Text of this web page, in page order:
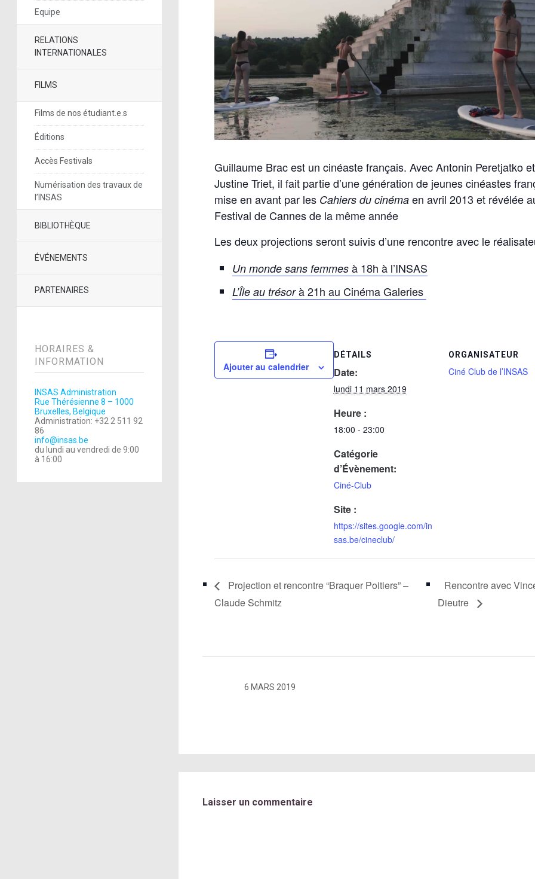
Equipe
RELATIONS
INTERNATIONALES
FILMS
Films de nos étudiant.e.s
Éditions
Accès Festivals
Numérisation des travaux de
l’INSAS
BIBLIOTHÈQUE
ÉVÉNEMENTS
PARTENAIRES
HORAIRES &
INFORMATION
INSAS Administration
Rue Thérésienne 8 – 1000
Bruxelles, Belgique
Administration: +32 2 511 92
86
info@insas.be
du lundi au vendredi de 9:00
à 16:00
Guillaume Brac est un cinéaste français. Avec Antonin Peretjatko et
Justine Triet, il fait partie d’une génération de jeunes cinéastes
mise en avant par les Cahiers du cinémaen avril 2013 et révélée
Festival de Cannes de la même année
Les deux projections seront suivis d’une rencontre avec le
Un monde sans femmesà 18h à l’INSAS
L’Île au trésorà 21h au Cinéma Galeries
Ajouter au calendrier
DÉTAILS
Date:
lundi 11 mars 2019
Heure :
18:00 - 23:00
Catégorie
d’Évènement:
Ciné-Club
Site :
https://sites.google.com/in
sas.be/cineclub/
ORGANISATEUR
Ciné Club de l’INSAS
Projection et rencontre “Braquer Poitiers” –
Claude Schmitz
Rencontre avec
Dieutre
6 MARS 2019
Laisser un commentaire